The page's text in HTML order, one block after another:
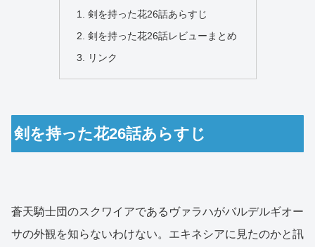
剣を持った花26話あらすじ
剣を持った花26話レビューまとめ
リンク
剣を持った花26話あらすじ
蒼天騎士団のスクワイアであるヴァラハがバルデルギオー
サの外観を知らないわけない。エキネシアに見たのかと訊